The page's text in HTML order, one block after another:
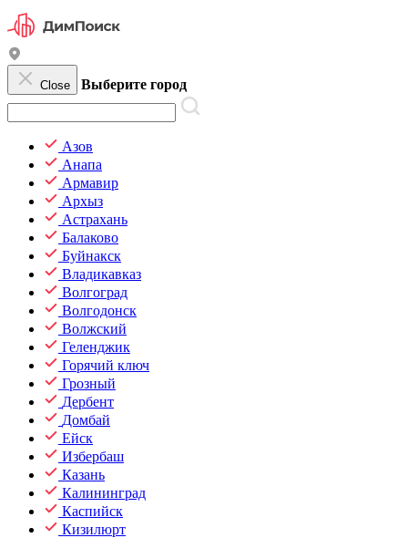
Close Выберите город
Азов
Анапа
Армавир
Архыз
Астрахань
Балаково
Буйнакск
Владикавказ
Волгоград
Волгодонск
Волжский
Геленджик
Горячий ключ
Грозный
Дербент
Домбай
Ейск
Избербаш
Казань
Калининград
Каспийск
Кизилюрт